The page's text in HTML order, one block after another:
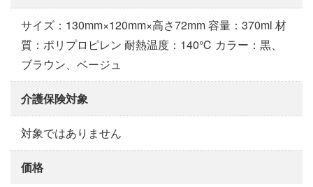
サイズ：130mm×120mm×高さ72mm 容量：370ml 材
質：ポリプロピレン 耐熱温度：140℃ カラー：黒、
ブラウン、ベージュ
介護保険対象
対象ではありません
価格